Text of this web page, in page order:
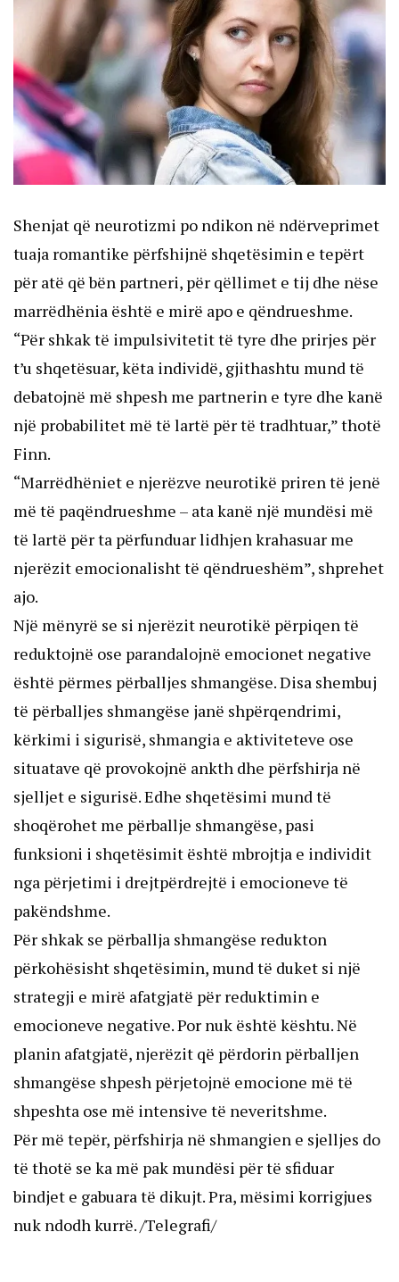
Shenjat që neurotizmi po ndikon në ndërveprimet
tuaja romantike përfshijnë shqetësimin e tepërt
për atë që bën partneri, për qëllimet e tij dhe nëse
marrëdhënia është e mirë apo e qëndrueshme.
“Për shkak të impulsivitetit të tyre dhe prirjes për
t’u shqetësuar, këta individë, gjithashtu mund të
debatojnë më shpesh me partnerin e tyre dhe kanë
një probabilitet më të lartë për të tradhtuar,” thotë
Finn.
“Marrëdhëniet e njerëzve neurotikë priren të jenë
më të paqëndrueshme – ata kanë një mundësi më
të lartë për ta përfunduar lidhjen krahasuar me
njerëzit emocionalisht të qëndrueshëm”, shprehet
ajo.
Një mënyrë se si njerëzit neurotikë përpiqen të
reduktojnë ose parandalojnë emocionet negative
është përmes përballjes shmangëse. Disa shembuj
të përballjes shmangëse janë shpërqendrimi,
kërkimi i sigurisë, shmangia e aktiviteteve ose
situatave që provokojnë ankth dhe përfshirja në
sjelljet e sigurisë. Edhe shqetësimi mund të
shoqërohet me përballje shmangëse, pasi
funksioni i shqetësimit është mbrojtja e individit
nga përjetimi i drejtpërdrejtë i emocioneve të
pakëndshme.
Për shkak se përballja shmangëse redukton
përkohësisht shqetësimin, mund të duket si një
strategji e mirë afatgjatë për reduktimin e
emocioneve negative. Por nuk është kështu. Në
planin afatgjatë, njerëzit që përdorin përballjen
shmangëse shpesh përjetojnë emocione më të
shpeshta ose më intensive të neveritshme.
Për më tepër, përfshirja në shmangien e sjelljes do
të thotë se ka më pak mundësi për të sfiduar
bindjet e gabuara të dikujt. Pra, mësimi korrigjues
nuk ndodh kurrë. /Telegrafi/